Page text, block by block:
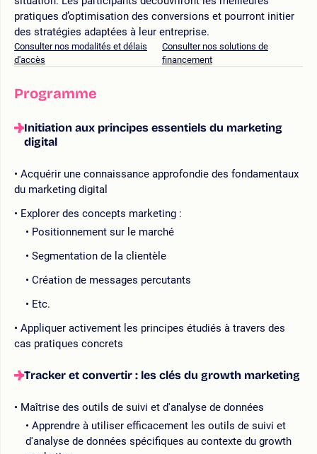
pratiques d’optimisation des conversions et pourront initier
des stratégies adaptées à leur entreprise.
Consulter nos modalités et délais
d'accès
Consulter nos solutions de
financement
Programme
Initiation aux principes essentiels du marketing
digital
Acquérir une connaissance approfondie des fondamentaux
du marketing digital
Explorer des concepts marketing :
Positionnement sur le marché
Segmentation de la clientèle
Création de messages percutants
Etc.
Appliquer activement les principes étudiés à travers des
cas pratiques concrets
Tracker et convertir : les clés du growth marketing
Maîtrise des outils de suivi et d'analyse de données
Apprendre à utiliser efficacement les outils de suivi et
d'analyse de données spécifiques au contexte du growth